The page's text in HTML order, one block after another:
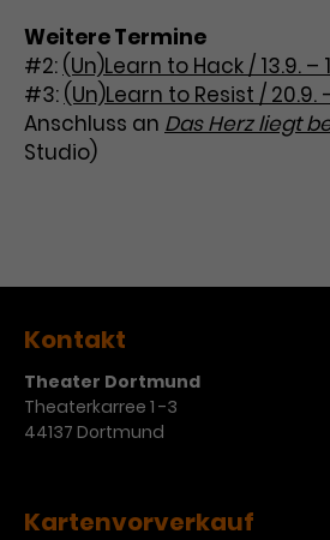
Weitere Termine
#2: (Un)Learn to Hack / 13.9. –
#3: (Un)Learn to Resist / 20.9.
Anschluss an Das Herz liegt
Studio)
Kontakt
Theater Dortmund
Theaterkarree 1 -3
44137 Dortmund
Kartenvorverkauf